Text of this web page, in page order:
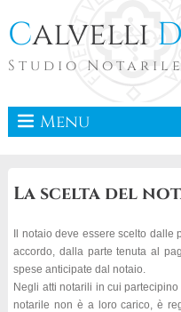
Calvelli D
Studio Notarile
Menu
La scelta del
Il notaio deve essere scelto
accordo, dalla parte tenuta al
spese anticipate dal notaio.
Negli atti notarili in cui
notarile non è a loro carico, è